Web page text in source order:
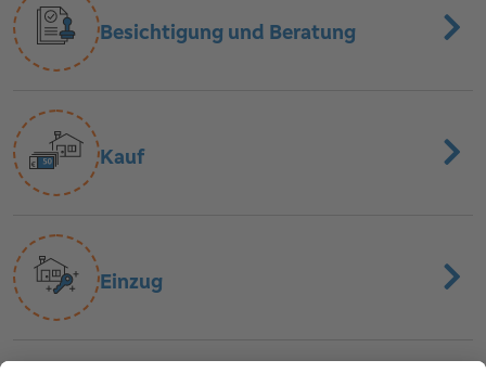
Besichtigung und Beratung
Kauf
Einzug